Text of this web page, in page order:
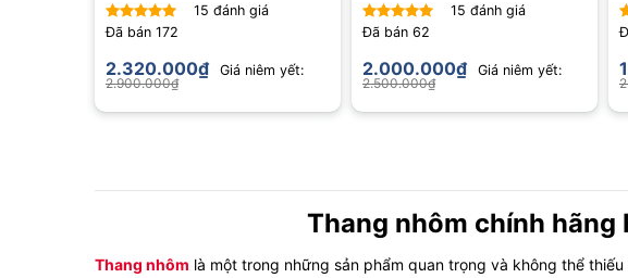
Được xếp
5 sao
15 đánh giá
Đã bán 172
2.320.000₫
Giá niêm yết:
2.900.000₫
Được xếp
5 sao
15 đánh giá
Đã bán 62
2.000.000₫
Giá niêm yết:
2.500.000₫
Thang nhôm chính hãng
Thang nhôm là một trong những sản phẩm quan trọng và không thể